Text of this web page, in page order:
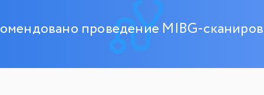
проведение MIBG-